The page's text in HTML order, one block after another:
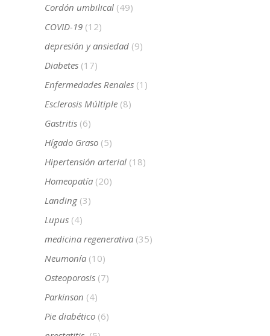
Cordón umbilical (49)
COVID-19 (12)
depresión y ansiedad (9)
Diabetes (17)
Enfermedades Renales (1)
Esclerosis Múltiple (8)
Gastritis (6)
Hígado Graso (5)
Hipertensión arterial (18)
Homeopatía (20)
Landing (3)
Lupus (4)
medicina regenerativa (35)
Neumonía (10)
Osteoporosis (7)
Parkinson (4)
Pie diabético (6)